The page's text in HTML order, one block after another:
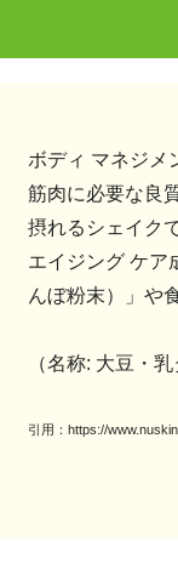
ボディ マネジメ
筋肉に必要な良
摂れるシェイク
エイジング ケア
んぼ粉末）」や
（名称: 大豆・
引用：https://